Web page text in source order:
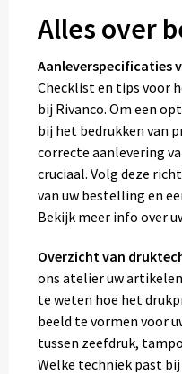
Alles over
Aanleverspecificaties
Checklist en tips voor
bij Rivanco. Om een
bij het bedrukken van
correcte aanlevering
cruciaal. Volg deze
van uw bestelling en
Bekijk meer info over
Overzicht van
ons atelier uw
te weten hoe het
beeld te vormen voor
tussen zeefdruk,
Welke techniek past